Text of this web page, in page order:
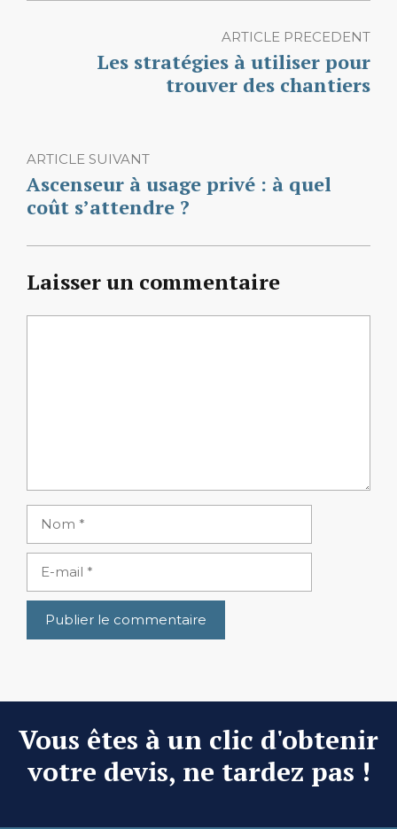
ARTICLE PRECEDENT
Les stratégies à utiliser pour
trouver des chantiers
ARTICLE SUIVANT
Ascenseur à usage privé : à quel
coût s’attendre ?
Laisser un commentaire
mail
Vous êtes à un clic d'obtenir
votre devis, ne tardez pas !